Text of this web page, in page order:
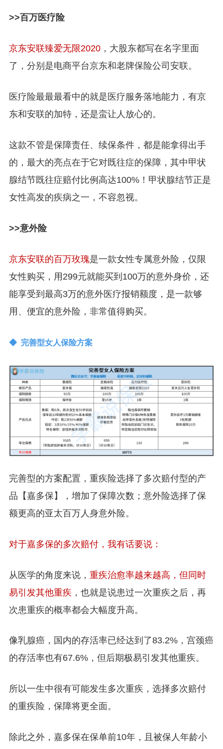
>>百万医疗险
京东安联臻爱无限2020，大股东都写在名字里面
了，分别是电商平台京东和老牌保险公司安联。
医疗险最最最看中的就是医疗服务落地能力，有京
东和安联的加特，还是蛮让人放心的。
这款不管是保障责任、续保条件，都是能拿得出手
的，最大的亮点在于它对既往症的保障，其中甲状
腺结节既往症赔付比例高达100%！甲状腺结节正是
女性高发的疾病之一，不容忽视。
>>意外险
京东安联的百万玫瑰是一款女性专属意外险，仅限
女性购买，用299元就能买到100万的意外身价，还
能享受到最高3万的意外医疗报销额度，是一款够
用、便宜的意外险，非常值得购买。
◆ 完善型女人保险方案
完善型的方案配置，重疾险选择了多次赔付型的产
品【嘉多保】，增加了保障次数；意外险选择了保
额更高的亚太百万人身意外险。
对于嘉多保的多次赔付，我有话要说：
从医学的角度来说， 重疾治愈率越来越高，但同时
易引发其他重疾 ，也就是说患过一次重疾之后，再
次患重疾的概率都会大幅度升高。
像乳腺癌，国内的存活率已经达到了83.2%，宫颈癌
的存活率也有67.6%，但后期极易引发其他重疾。
所以一生中很有可能发生多次重疾，选择多次赔付
的重疾险，保障将更全面。
除此之外，嘉多保在保单前10年，且被保人年龄小